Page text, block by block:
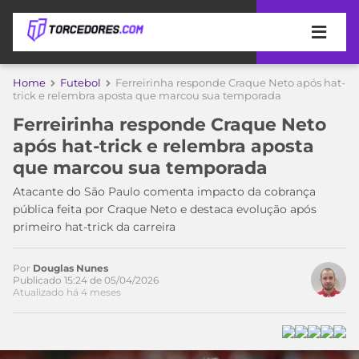
APOSTAS
DE
APOSTA
MELHORES
SITES
DE
APOSTAS
2026
COPA
DO
MUNDO
TIMES
MEU
TIME
CAMPEONATOS
Home Futebol
Ferreirinha responde Craque Neto após hat-
trick e relembra aposta que marcou sua temporada
Ferreirinha responde Craque Neto
após hat-trick e relembra aposta
que marcou sua temporada
Atacante do São Paulo comenta impacto da cobrança
pública feita por Craque Neto e destaca evolução após
primeiro hat-trick da carreira
Por Douglas Nunes
Publicado 15:24 de 05/04/2026
Atualizado há 4 meses